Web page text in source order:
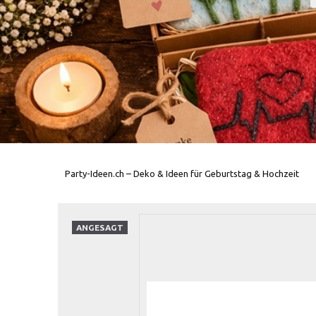
Party-Ideen.ch – Deko & Ideen für Geburtstag & Hochzeit
ANGESAGT